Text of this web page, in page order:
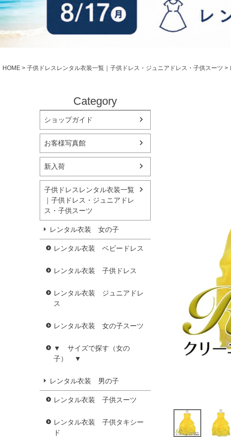
女の子ドレス 男の子スーツ
シューズ 小物・アクセ
アウター レディース
Recital & Concours
舞台で輝くステージ衣装
Wedding
Angel's Closetについて
創業2003年からの想い
Atelier
実店舗 つくば店
Tsukuba Boutique
〒 茨城県土浦市大町14-16-1F
10:00–18:00（完全予約制）
月曜日
店舗を予約する →
HOME 子供ドレスレンタル衣装一覧｜子供ドレス・ジュニアドレス・子供スーツ
Category
ショップガイド
お客様写真館
新入荷
子供ドレスレンタル衣装一覧
｜子供ドレス・ジュニアドレ
ス・子供スーツ
レンタル衣装 女の子
レンタル衣装 ベビードレス
レンタル衣装 子供ドレス
レンタル衣装 ジュニアドレ
ス
レンタル衣装 女の子スーツ
▼ サイズで探す（女の
子） ▼
レンタル衣装 男の子
レンタル衣装 子供スーツ
レンタル衣装 子供タキシー
ド